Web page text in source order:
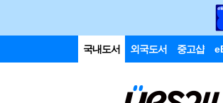
국내도서 외국도서 중고샵